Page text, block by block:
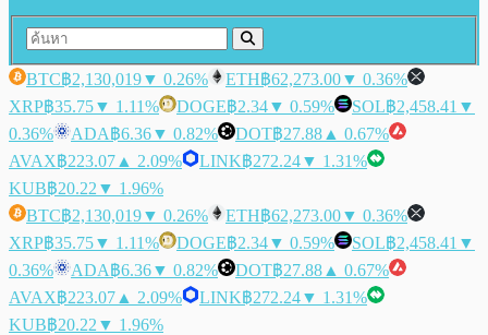
BTC฿2,130,019▼ 0.26% ETH฿62,273.00▼ 0.36%
XRP฿35.75▼ 1.11% DOGE฿2.34▼ 0.59% SOL฿2,458.41 ▼
0.36%
ADA฿6.36▼ 0.82% DOT฿27.88 ▲ 0.67%
AVAX฿223.07 ▲ 2.09% LINK฿272.24▼ 1.31%
KUB฿20.22 ▼ 1.96%
BTC฿2,130,019▼ 0.26% ETH฿62,273.00▼ 0.36%
XRP฿35.75▼ 1.11% DOGE฿2.34▼ 0.59% SOL฿2,458.41 ▼
0.36%
ADA฿6.36▼ 0.82% DOT฿27.88 ▲ 0.67%
AVAX฿223.07 ▲ 2.09% LINK฿272.24▼ 1.31%
KUB฿20.22 ▼ 1.96%